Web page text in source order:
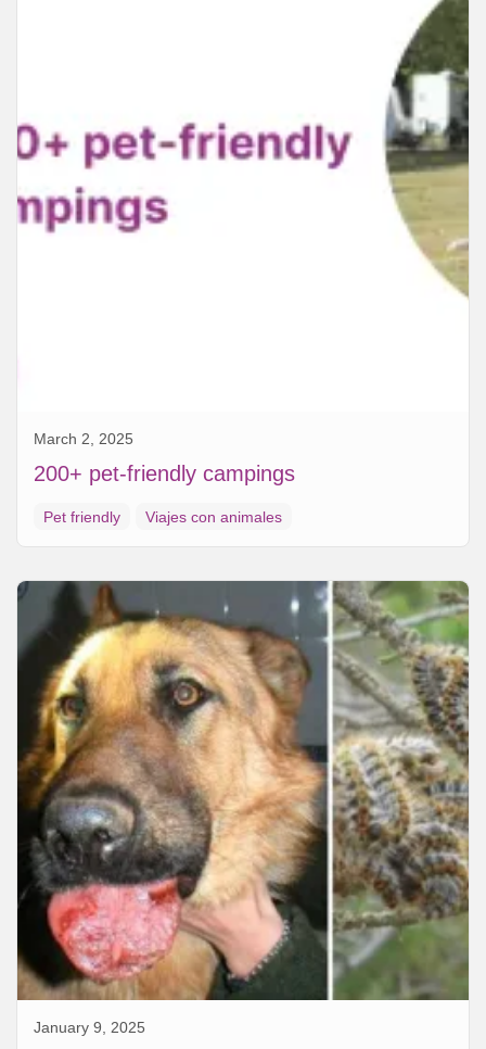
March 2, 2025
200+ pet-friendly campings
Pet friendly Viajes con animales
January 9, 2025